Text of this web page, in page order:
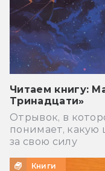
Читаем книгу:
Тринадцати»
Отрывок, в
понимает, какую
за свою силу
Книги